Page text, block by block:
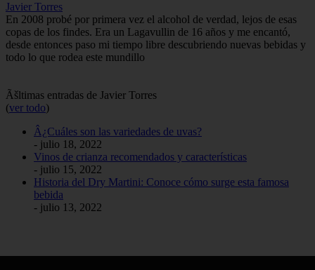
Javier Torres
En 2008 probé por primera vez el alcohol de verdad, lejos de esas
copas de los findes. Era un Lagavullin de 16 años y me encantó,
desde entonces paso mi tiempo libre descubriendo nuevas bebidas y
todo lo que rodea este mundillo
Ãšltimas entradas de Javier Torres
(ver todo)
Â¿Cuáles son las variedades de uvas?
- julio 18, 2022
Vinos de crianza recomendados y características
- julio 15, 2022
Historia del Dry Martini: Conoce cómo surge esta famosa
bebida
- julio 13, 2022